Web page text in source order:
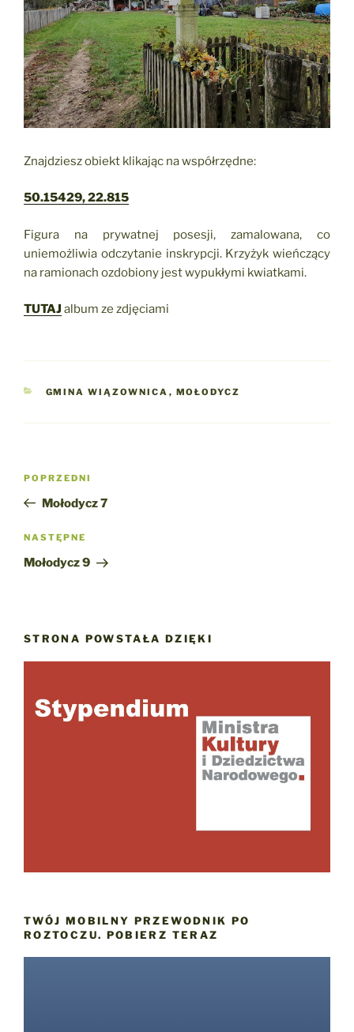
Znajdziesz obiekt klikając na współrzędne:
50.15429, 22.815
Figura na prywatnej posesji, zamalowana, co
uniemożliwia odczytanie inskrypcji. Krzyżyk wieńczący
na ramionach ozdobiony jest wypukłymi kwiatkami.
TUTAJ album ze zdjęciami
KATEGORIE
GMINA WIĄZOWNICA , MOŁODYCZ
Poprzedni
wpis
POPRZEDNI
Mołodycz 7
Następny
wpis
NASTĘPNE
Mołodycz 9
STRONA POWSTAŁA DZIĘKI
TWÓJ MOBILNY PRZEWODNIK PO
ROZTOCZU. POBIERZ TERAZ